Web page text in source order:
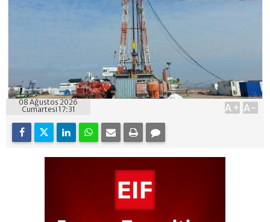
08 Ağustos 2026
Cumartesi 17:31
A+ A-